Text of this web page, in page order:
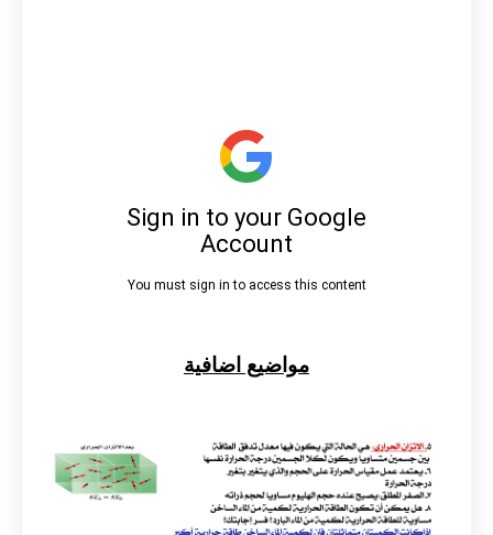
مواضيع اضافية